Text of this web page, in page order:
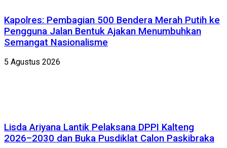
Kapolres: Pembagian 500 Bendera Merah Putih ke
Pengguna Jalan Bentuk Ajakan Menumbuhkan
Semangat Nasionalisme
5 Agustus 2026
Lisda Ariyana Lantik Pelaksana DPPI Kalteng
2026–2030 dan Buka Pusdiklat Calon Paskibraka